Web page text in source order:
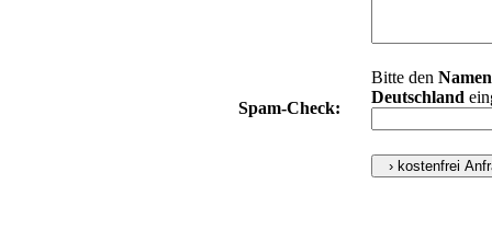
Spam-Check:
Bitte den Namen
Deutschland